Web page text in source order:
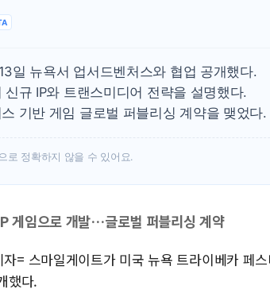
일 뉴욕서 업서드벤처스와 협업 공개했다.
신규 IP와 트랜스미디어 전략을 설명했다.
기반 게임 글로벌 퍼블리싱 계약을 맺었다.
로 정확하지 않을 수 있어요.
게임으로 개발…글로벌 퍼블리싱 계약
= 스마일게이트가 미국 뉴욕 트라이베카 페
했다.